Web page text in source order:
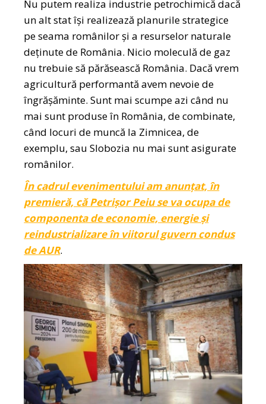
Nu putem realiza industrie petrochimică dacă
un alt stat își realizează planurile strategice
pe seama românilor și a resurselor naturale
deținute de România. Nicio moleculă de gaz
nu trebuie să părăsească România. Dacă vrem
agricultură performantă avem nevoie de
îngrășăminte. Sunt mai scumpe azi când nu
mai sunt produse în România, de combinate,
când locuri de muncă la Zimnicea, de
exemplu, sau Slobozia nu mai sunt asigurate
românilor.
În cadrul evenimentului am anunțat, în
premieră, că Petrișor Peiu se va ocupa de
componenta de economie, energie și
reindustrializare în viitorul guvern condus
de AUR.